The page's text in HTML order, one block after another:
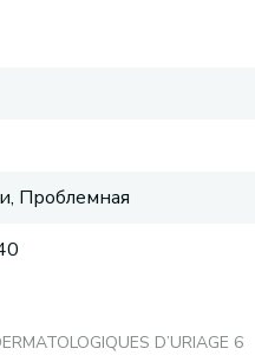
Проблемная
D’URIAGE 6